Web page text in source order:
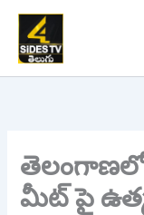
Skip
content
తెలంగాణలో
మీట్ పై